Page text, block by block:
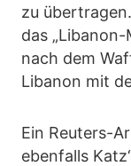
zu
das
nach dem
Libanon mit
Ein Reuters-
ebenfalls